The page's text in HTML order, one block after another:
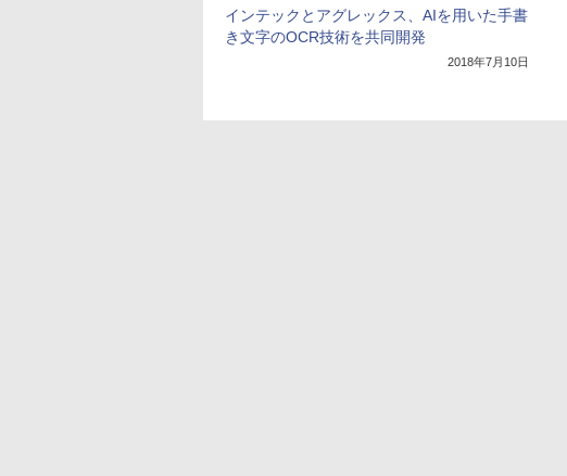
インテックとアグレックス、AIを用いた手書
き文字のOCR技術を共同開発
2018年7月10日